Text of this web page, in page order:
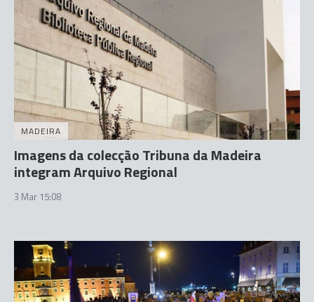
MADEIRA
Imagens da colecção Tribuna da Madeira
integram Arquivo Regional
3 Mar 15:08